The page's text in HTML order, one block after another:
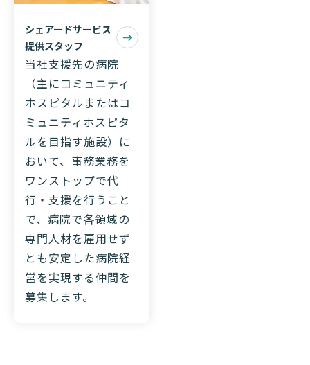
シェアードサービス
提供スタッフ
当社支援先の病院
（主にコミュニティ
ホスピタルまたはコ
ミュニティホスピタ
ルを目指す施設）に
おいて、事務業務を
ワンストップで代
行・支援を行うこと
で、病院で各領域の
専門人材を雇用せず
とも安定した病院経
営を実現する仲間を
募集します。